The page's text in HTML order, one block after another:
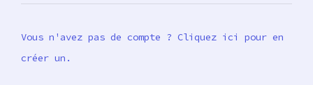
Vous n'avez pas de compte ? Cliquez ici pour en
créer un.